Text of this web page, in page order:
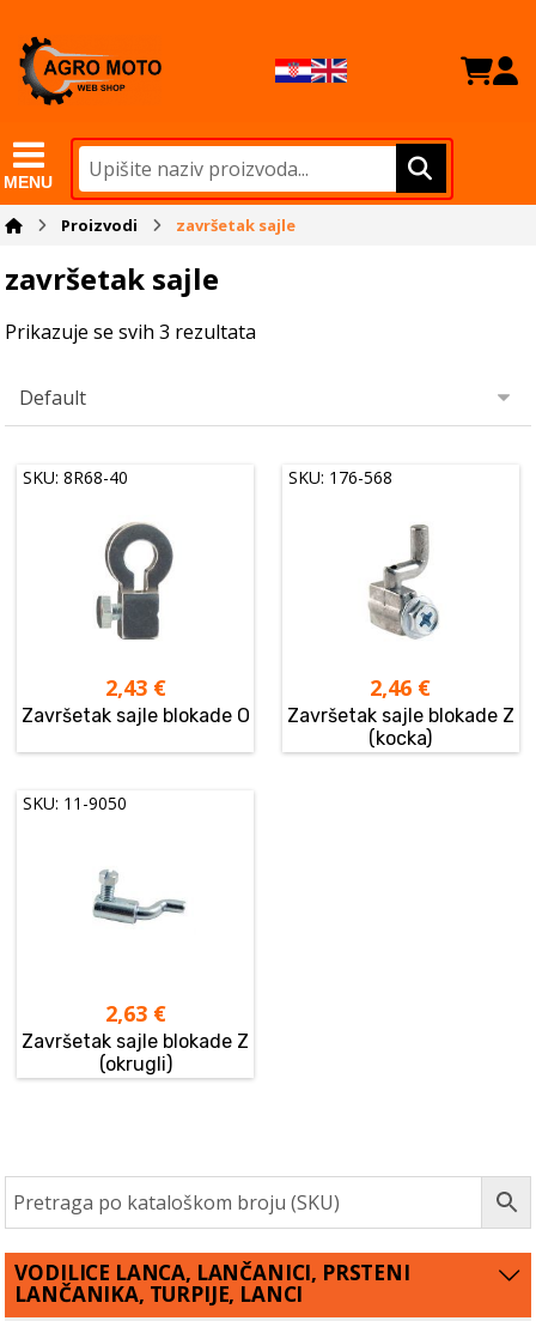
MENU
Proizvodi završetak sajle
završetak sajle
Prikazuje se svih 3 rezultata
SKU: 8R68-40
2,43 €
Završetak sajle blokade O
SKU: 176-568
2,46 €
Završetak sajle blokade Z
(kocka)
SKU: 11-9050
2,63 €
Završetak sajle blokade Z
(okrugli)
VODILICE LANCA, LANČANICI, PRSTENI
LANČANIKA, TURPIJE, LANCI